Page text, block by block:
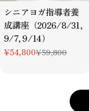
タ
イ
プ：
シニアヨガ指導者養
成講座（2026/8/31,
9/7, 9/14）
特
¥54,800
通
¥59,800